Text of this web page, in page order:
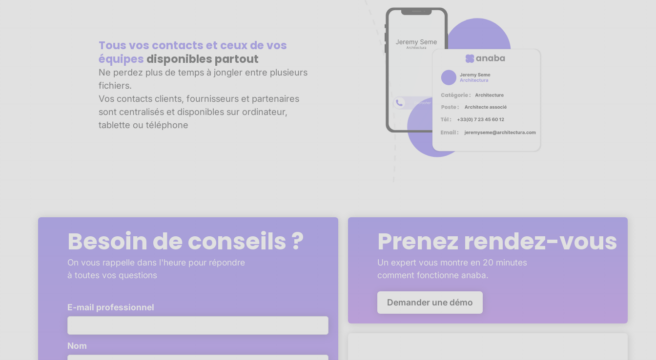
Tous vos contacts et ceux de vos
équipes disponibles partout
Ne perdez plus de temps à jongler entre plusieurs
fichiers.
Vos contacts clients, fournisseurs et partenaires
sont centralisés et disponibles sur ordinateur,
tablette ou téléphone
Besoin de conseils ?
On vous rappelle dans l'heure pour répondre
à toutes vos questions
E-mail professionnel
Nom
Prenez rendez-vous
Un expert vous montre en 20 minutes
comment fonctionne anaba.
Demander une démo